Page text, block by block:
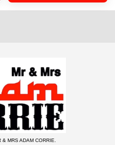
MRS ADAM CORRIE.